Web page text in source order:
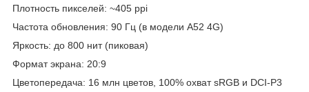
Плотность пикселей: ~405 ppi
Частота обновления: 90 Гц (в модели A52 4G)
Яркость: до 800 нит (пиковая)
Формат экрана: 20:9
Цветопередача: 16 млн цветов, 100% охват sRGB и DCI-P3